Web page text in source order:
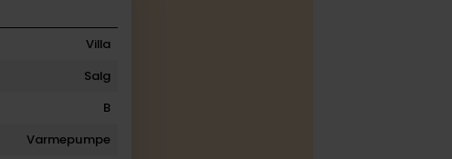
Villa
Salg
B
Varmepumpe